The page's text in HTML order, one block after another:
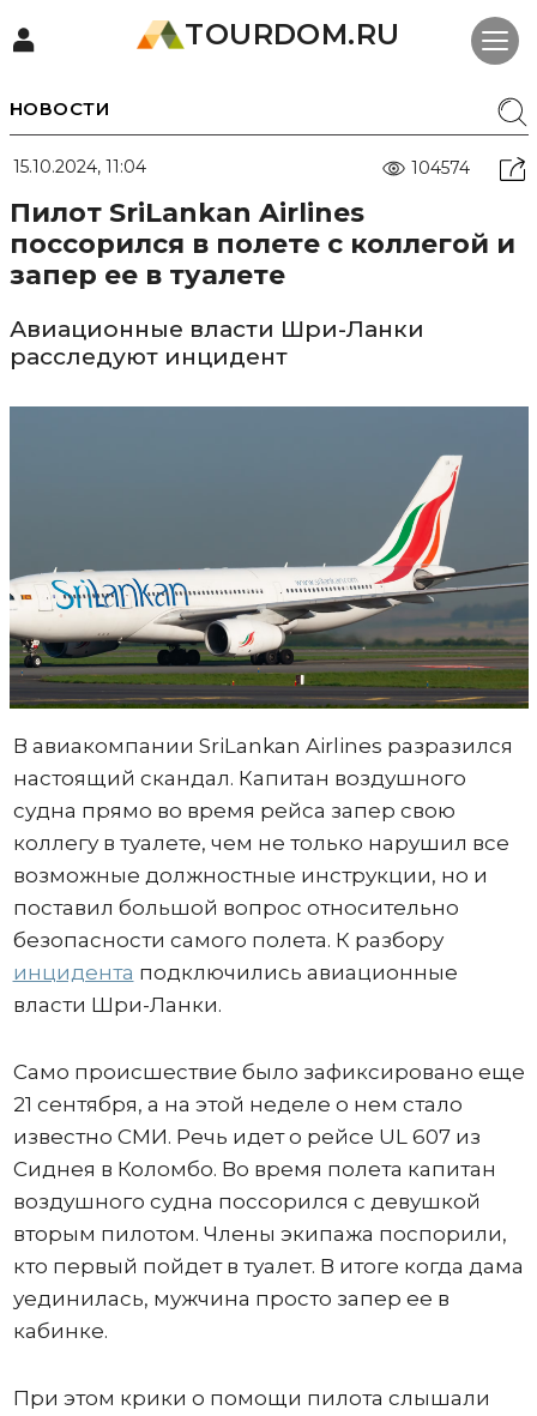
TOURDOM.RU
НОВОСТИ
15.10.2024, 11:04 104574
Пилот SriLankan Airlines
поссорился в полете с коллегой и
запер ее в туалете
Авиационные власти Шри-Ланки
расследуют инцидент
В авиакомпании SriLankan Airlines разразился
настоящий скандал. Капитан воздушного
судна прямо во время рейса запер свою
коллегу в туалете, чем не только нарушил все
возможные должностные инструкции, но и
поставил большой вопрос относительно
безопасности самого полета. К разбору
инцидента подключились авиационные
власти Шри-Ланки.
Само происшествие было зафиксировано еще
21 сентября, а на этой неделе о нем стало
известно СМИ. Речь идет о рейсе UL 607 из
Сиднея в Коломбо. Во время полета капитан
воздушного судна поссорился с девушкой
вторым пилотом. Члены экипажа поспорили,
кто первый пойдет в туалет. В итоге когда дама
уединилась, мужчина просто запер ее в
кабинке.
При этом крики о помощи пилота слышали